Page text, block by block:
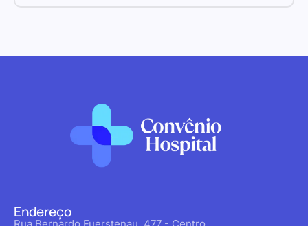
Endereço